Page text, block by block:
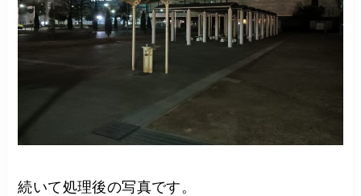
続いて処理後の写真です。